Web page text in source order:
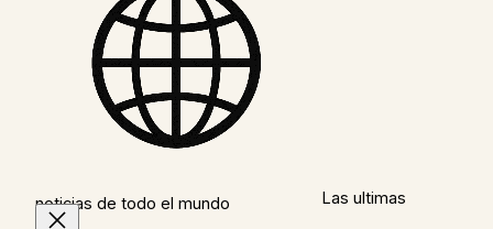
Las ultimas
noticias de todo el mundo